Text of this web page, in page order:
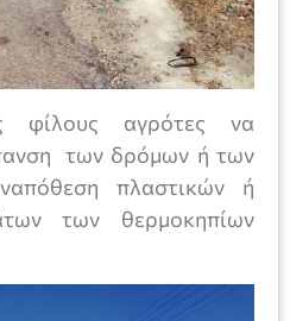
φίλους αγρότες να
των δρόμων ή των
πλαστικών ή
των θερμοκηπίων